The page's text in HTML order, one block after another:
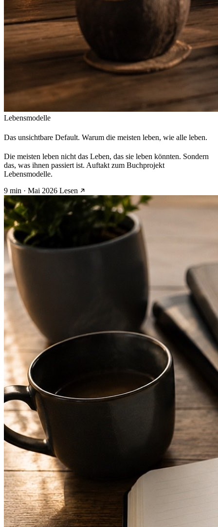
Lebensmodelle
Das unsichtbare Default. Warum die meisten leben, wie alle leben.
Die meisten leben nicht das Leben, das sie leben könnten. Sondern
das, was ihnen passiert ist. Auftakt zum Buchprojekt
Lebensmodelle.
9 min · Mai 2026 Lesen